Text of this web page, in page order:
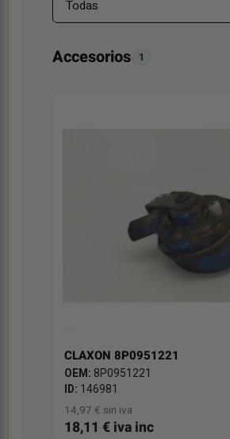
Accesorios 1
CLAXON 8P0951221
OEM: 8P0951221
ID: 146981
14,97 € sin iva
18,11 € iva inc